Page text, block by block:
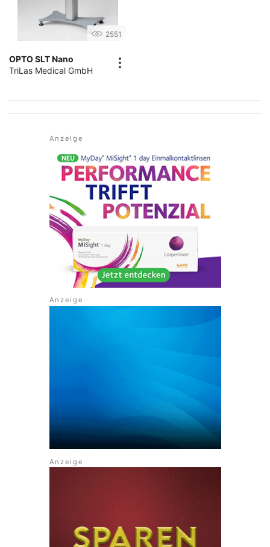
2551
OPTO SLT Nano
TriLas Medical GmbH